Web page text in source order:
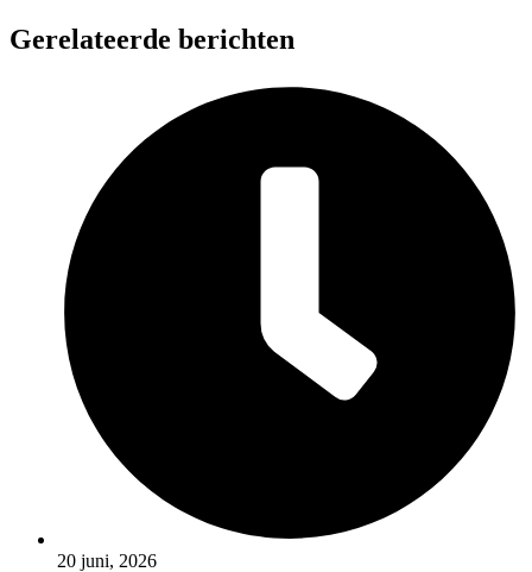
Gerelateerde berichten
20 juni, 2026